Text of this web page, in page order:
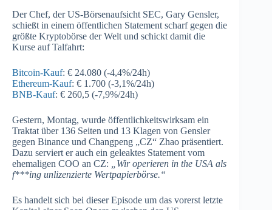
Der Chef, der US-Börsenaufsicht SEC, Gary Gensler,
schießt in einem öffentlichen Statement scharf gegen die
größte Kryptobörse der Welt und schickt damit die
Kurse auf Talfahrt:
Bitcoin-Kauf: € 24.080 (-4,4%/24h)
Ethereum-Kauf: € 1.700 (-3,1%/24h)
BNB-Kauf: € 260,5 (-7,9%/24h)
Gestern, Montag, wurde öffentlichkeitswirksam ein
Traktat über 136 Seiten und 13 Klagen von Gensler
gegen Binance und Changpeng „CZ“ Zhao präsentiert.
Dazu serviert er auch ein geleaktes Statement vom
ehemaligen COO an CZ:
„Wir operieren in the USA als
f***ing unlizenzierte Wertpapierbörse.“
Es handelt sich bei dieser Episode um das vorerst letzte